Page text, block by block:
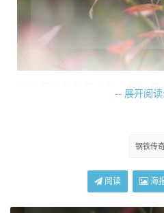
CF机甲风暴的核心是一系列
剑，每一种武器都经过精心设
在战火纷飞的战场上,CF机甲战
他们驾驶着机甲，穿梭在枪林
-- 展开阅
钢铁传
阅读 海